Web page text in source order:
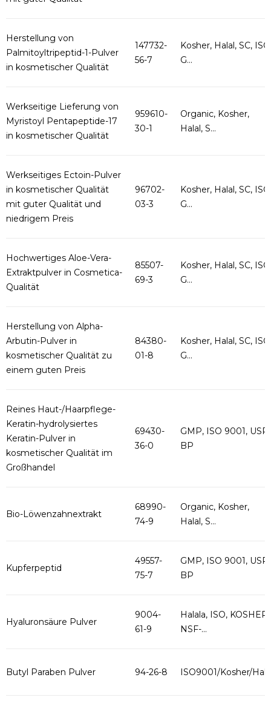
Herstellung von
Palmitoyltripeptid-1-Pulver
in kosmetischer Qualität
147732-
56-7
Kosher, Halal, SC,
G...
Werkseitige Lieferung von
Myristoyl Pentapeptide-17
in kosmetischer Qualität
959610-
30-1
Organic, Kosher,
Halal, S...
Werkseitiges Ectoin-Pulver
in kosmetischer Qualität
mit guter Qualität und
niedrigem Preis
96702-
03-3
Kosher, Halal, SC,
G...
Hochwertiges Aloe-Vera-
Extraktpulver in Cosmetica-
Qualität
85507-
69-3
Kosher, Halal, SC,
G...
Herstellung von Alpha-
Arbutin-Pulver in
kosmetischer Qualität zu
einem guten Preis
84380-
01-8
Kosher, Halal, SC,
G...
Reines Haut-/Haarpflege-
Keratin-hydrolysiertes
Keratin-Pulver in
kosmetischer Qualität im
Großhandel
69430-
36-0
GMP, ISO 9001, USP,
BP
Bio-Löwenzahnextrakt
68990-
74-9
Organic, Kosher,
Halal, S...
Kupferpeptid
49557-
75-7
GMP, ISO 9001, USP,
BP
Hyaluronsäure Pulver
9004-
61-9
Halala, ISO, KOSHER,
NSF-...
Butyl Paraben Pulver 94-26-8 ISO9001/Kosher/